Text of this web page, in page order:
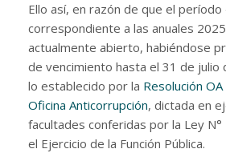
Ello así, en razón de que el
correspondiente a las anuales
actualmente abierto, habiéndose
de vencimiento hasta el 31 de julio
lo establecido por la Resolución
Oficina Anticorrupción, dictada en
facultades conferidas por la Ley
el Ejercicio de la Función Pública.